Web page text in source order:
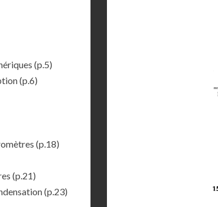
(p.5)
(p.6)
(p.18)
(p.21)
(p.23)